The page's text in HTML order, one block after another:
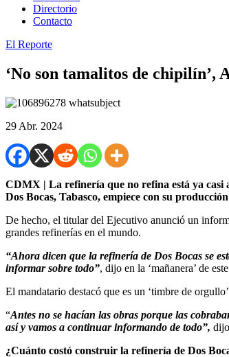
Directorio
Contacto
El Reporte
‘No son tamalitos de chipilín’,
29 Abr. 2024
CDMX | La refinería que no refina está ya casi
Dos Bocas, Tabasco, empiece con su
De hecho, el titular del Ejecutivo anunció un
grandes refinerías en el mundo.
“Ahora dicen que la refinería de Dos Bocas se
informar sobre todo”, dijo en la ‘mañanera’ de
El mandatario destacó que es un ‘timbre de
“Antes no se hacían las obras porque las
así y vamos a continuar informando de todo”,
¿Cuánto costó construir la refinería de Dos